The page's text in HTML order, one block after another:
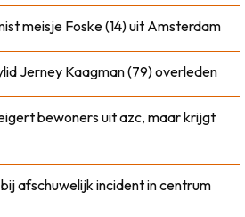
meisje Foske (14) uit Amsterdam
Jerney Kaagman (79) overleden
bewoners uit azc, maar krijgt
afschuwelijk incident in centrum